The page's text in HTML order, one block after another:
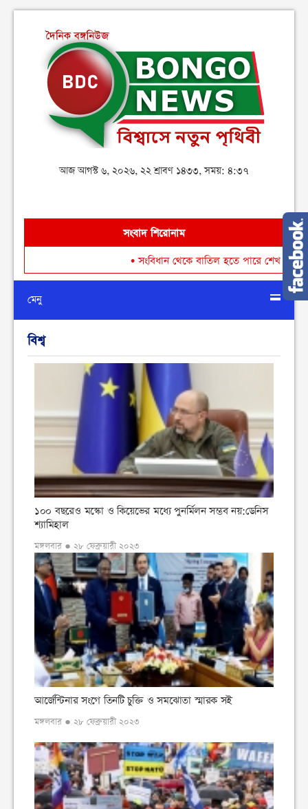
আজ আগস্ট ৬, ২০২৬, ২২ শ্রাবণ ১৪৩৩, সময়: ৪:৩৭
সংবাদ শিরোনাম
সংবিধান থেকে বাতিল হতে পারে শেখ মুজিবুর রহমানের ‘জাতির
মেনু
বিশ্ব
১০০ বছরেও মস্কো ও কিয়েভের মধ্যে পুনর্মিলন সম্ভব নয়:ডেনিস
শ্যামিহাল
মঙ্গলবার ● ২৮ ফেব্রুয়ারী ২০২৩
আর্জেন্টিনার সংগে তিনটি চুক্তি ও সমঝোতা স্মারক সই
মঙ্গলবার ● ২৮ ফেব্রুয়ারী ২০২৩